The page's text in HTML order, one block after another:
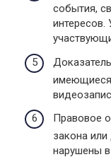
события,
интересов.
имеющиеся
Правовое
закона
нарушены